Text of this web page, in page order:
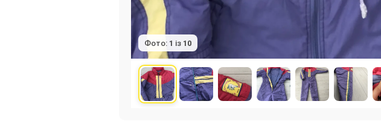
Фото: 1 із 10